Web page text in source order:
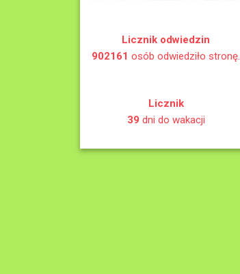
Licznik odwiedzin
902161 osób odwiedziło stronę.
Licznik
39 dni do wakacji